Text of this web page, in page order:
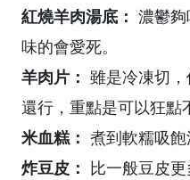
紅燒羊肉湯底： 濃鬱
味的會愛死。
羊肉片： 雖是冷凍切
還行，重點是可以狂點
米血糕： 煮到軟糯吸飽
炸豆皮： 比一般豆皮